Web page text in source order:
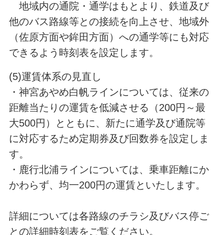
地域内の通院・通学はもとより、鉄道及び
他のバス路線等との接続を向上させ、地域外
（佐原方面や鉾田方面）への通学等にも対応
できるよう時刻表を設定します。
(5)運賃体系の見直し
・神宮あやめ白帆ラインについては、従来の
距離当たりの運賃を低減させる（200円～最
大500円）とともに、新たに通学及び通院等
に対応するため定期券及び回数券を設定しま
す。
・鹿行北浦ラインについては、乗車距離にか
かわらず、均一200円の運賃といたします。
詳細については各路線のチラシ及びバス停ご
との詳細時刻表をご覧ください。